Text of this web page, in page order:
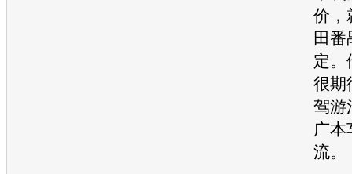
价，
田 番
定。
很期
驾游
广本
流。